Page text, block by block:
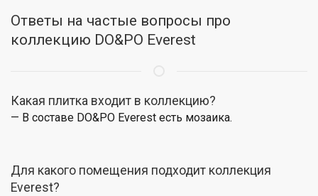
Ответы на частые вопросы про
коллекцию DO&PO Everest
Какая плитка входит в коллекцию?
— В составе DO&PO Everest есть мозаика.
Для какого помещения подходит коллекция
Everest?